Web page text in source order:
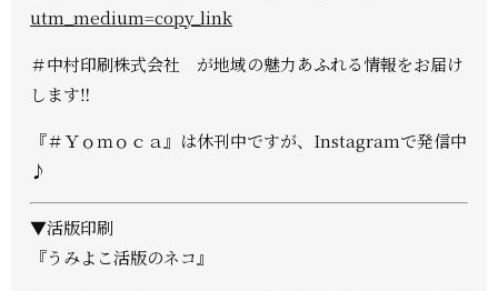
utm_medium=copy_link
＃中村印刷株式会社 が地域の魅力あふれる情報をお届け
します‼
『＃Ｙｏｍｏｃａ』は休刊中ですが、Instagramで発信中
♪
▼活版印刷
『うみよこ活版のネコ』